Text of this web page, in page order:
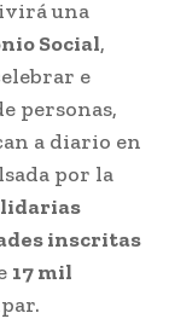
una
Social,
e
personas,
a diario en
por la
inscritas
17 mil